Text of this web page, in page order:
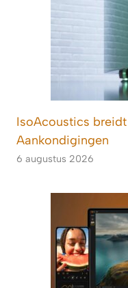
IsoAcoustics
Aankondigingen
6 augustus 2026